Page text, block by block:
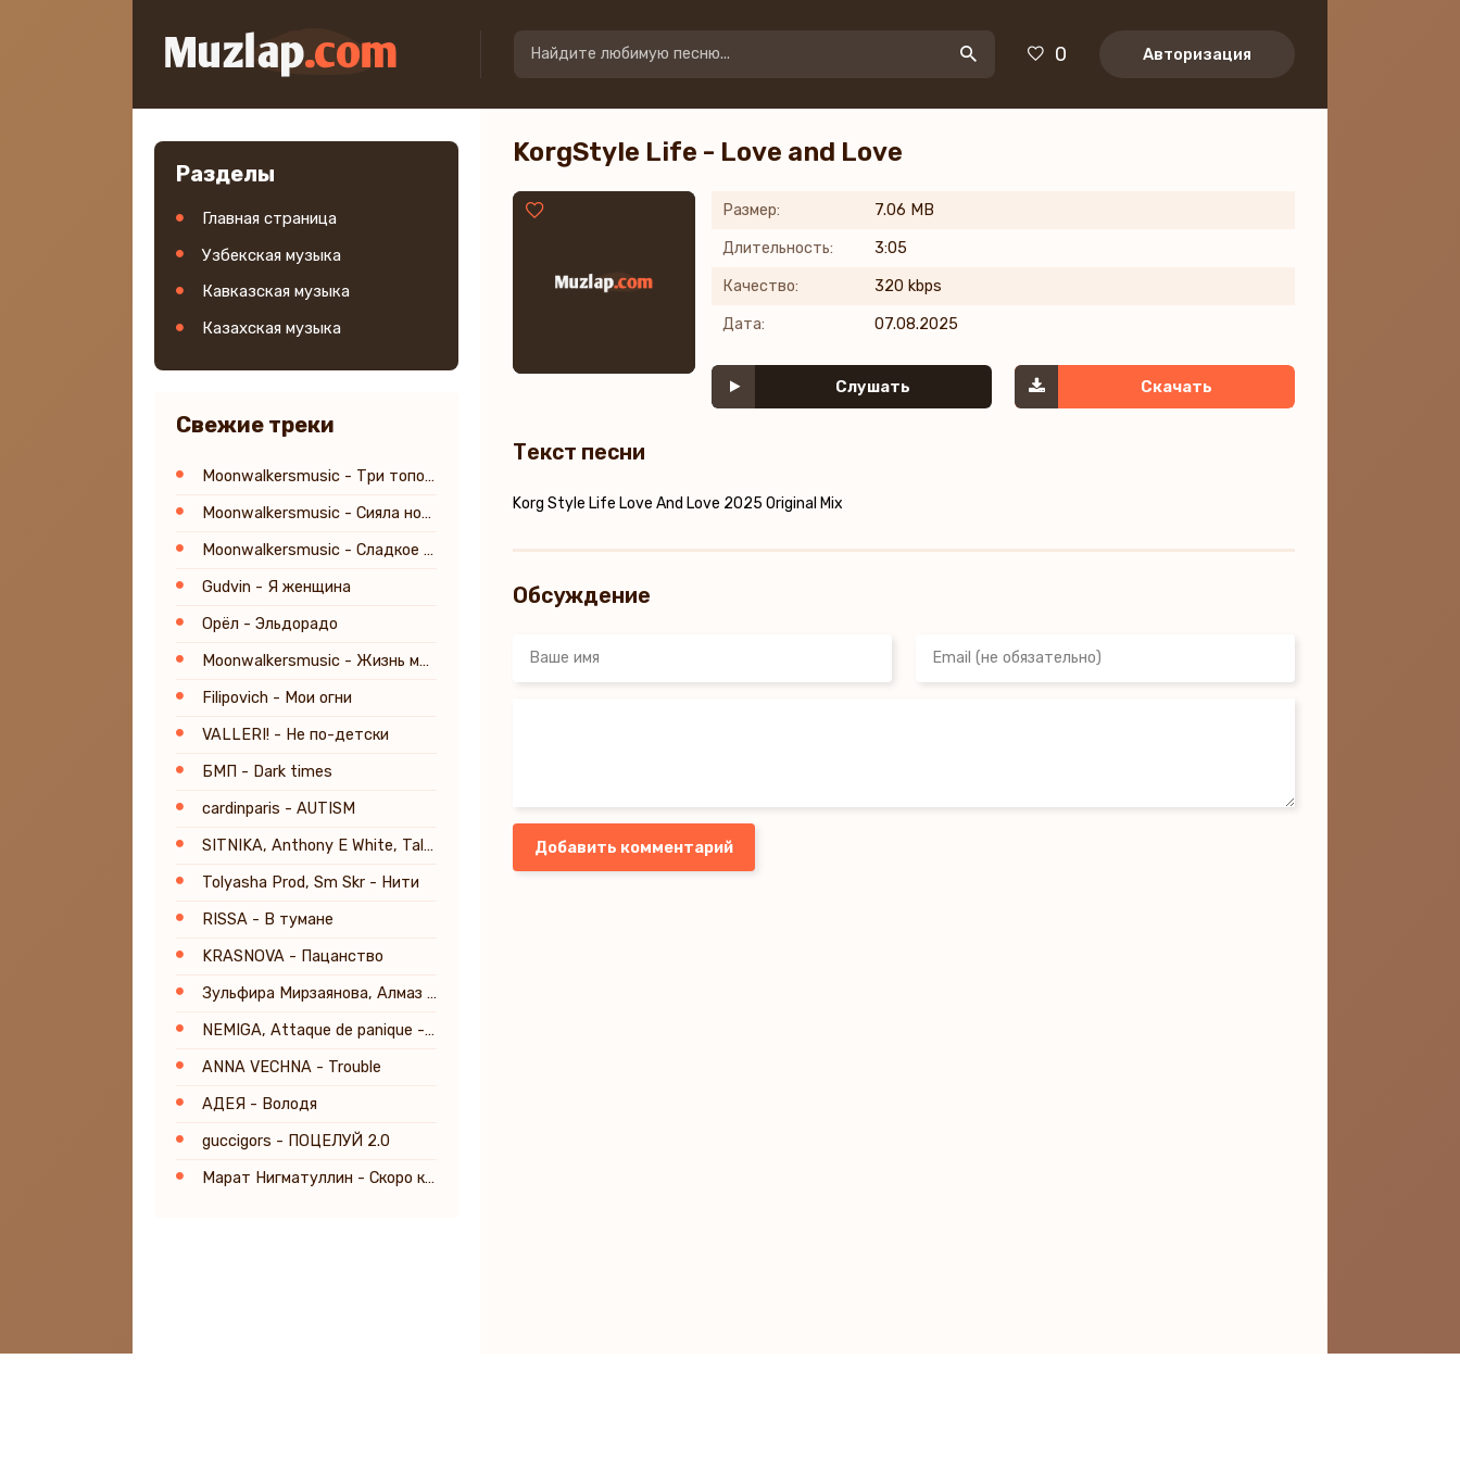
0 Авторизация
Разделы
Главная страница
Узбекская музыка
Кавказская музыка
Казахская музыка
Свежие треки
Moonwalkersmusic - Три топора
Moonwalkersmusic - Сияла ночь
Moonwalkersmusic - Сладкое усыпленье
Gudvin - Я женщина
Орёл - Эльдорадо
Moonwalkersmusic - Жизнь молодая
Filipovich - Мои огни
VALLERI! - Не по-детски
БМП - Dark times
cardinparis - AUTISM
SITNIKA, Anthony E White, Tal Babitzky - Everyday's a Lifetime
Tolyasha Prod, Sm Skr - Нити
RISSA - В тумане
KRASNOVA - Пацанство
Зульфира Мирзаянова, Алмаз Мирзаянов - Аппагым
NEMIGA, Attaque de panique - Белым (Постхор Версия) [Prod. by TSRCT]
ANNA VECHNA - Trouble
АДЕЯ - Володя
guccigors - ПОЦЕЛУЙ 2.0
Марат Нигматуллин - Скоро кончится лето
KorgStyle Life - Love and Love
Размер: 7.06 MB
Длительность: 3:05
Качество: 320 kbps
Дата: 07.08.2025
Слушать Скачать
Текст песни
Korg Style Life Love And Love 2025 Original Mix
Обсуждение
Добавить комментарий